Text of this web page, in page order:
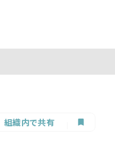
組織内で共有